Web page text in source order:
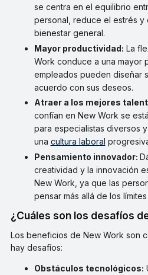
se centra en el equilibrio
personal, reduce el estrés y
bienestar general.
Mayor productividad: La
Work conduce a una mayor
empleados pueden diseñar
acuerdo con sus deseos.
Atraer a los mejores
confían en New Work se
para especialistas diversos
una cultura laboral
Pensamiento innovador:
creatividad y la innovación
New Work, ya que las
pensar más allá de los
¿Cuáles son los desafíos
Los beneficios de New Work son
hay desafíos:
Obstáculos tecnológicos: